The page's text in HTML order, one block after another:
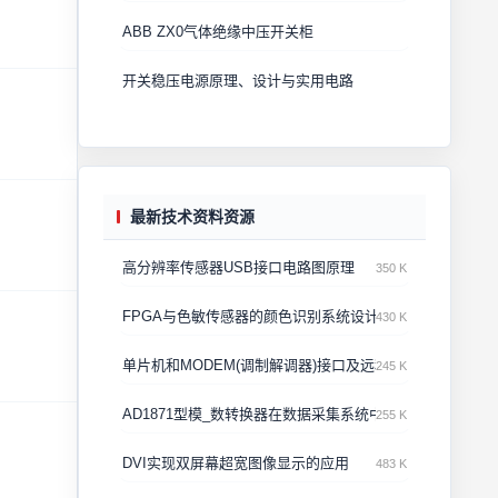
ABB ZX0气体绝缘中压开关柜
开关稳压电源原理、设计与实用电路
最新技术资料资源
高分辨率传感器USB接口电路图原理 350 K
FPGA与色敏传感器的颜色识别系统设计与应用
430 K
单片机和MODEM(调制解调器)接口及远程数据传输设计
245 K
AD1871型模_数转换器在数据采集系统中的应用
255 K
DVI实现双屏幕超宽图像显示的应用 483 K